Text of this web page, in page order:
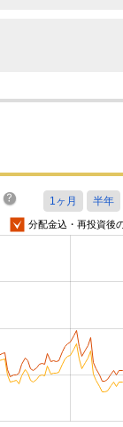
分配金込・再投資後